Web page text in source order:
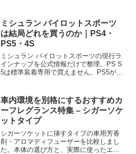
してみようと思う方にすごくおすすめの
エントリーモデルになります。
ミシュラン パイロットスポーツ
は結局どれを買うのか｜PS4・
PS5・4S
ミシュラン パイロットスポーツの現行ラ
インナップを公式情報だけで整理。PS S
5は標準装着専用で買えません。PS5が
車内環境を別格にするおすすめカ
ーフレグランス特集 – シガーソケ
ットタイプ
シガーソケットに挿すタイプの車用芳香
剤・アロマディフューザーを比較しまし
た。本体の選び方と、実際に使ったエッ